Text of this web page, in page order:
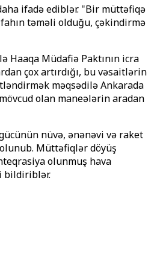
ifadə ediblər. "Bir müttəfiqə
təməli olduğu, çəkindirmə
Haaqa Müdafiə Paktının icra
çox artırdığı, bu vəsaitlərin
məqsədilə Ankarada
olan maneələrin aradan
nüvə, ənənəvi və raket
Müttəfiqlər döyüş
olunmuş hava
bildiriblər.